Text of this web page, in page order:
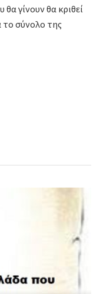
γίνουν θα κριθεί
το σύνολο της